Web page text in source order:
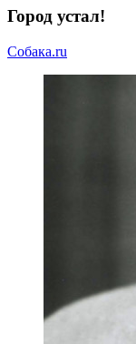
Город устал!
Собака.ru